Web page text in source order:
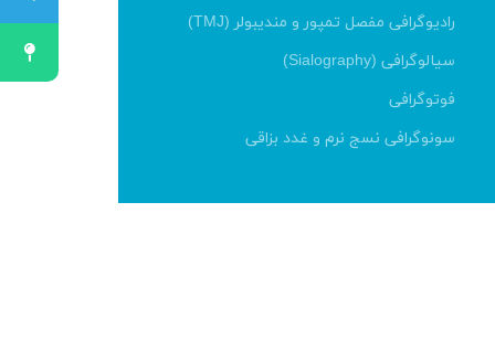
رادیوگرافی مفصل تمپور و مندیبولر (TMJ)
سیالوگرافی (Sialography)
فوتوگرافی
سونوگرافی نسج نرم و غدد بزاقی